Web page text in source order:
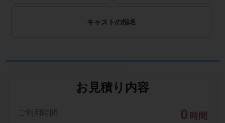
キャストの指名
お見積り内容
ご利用時間 0 時間